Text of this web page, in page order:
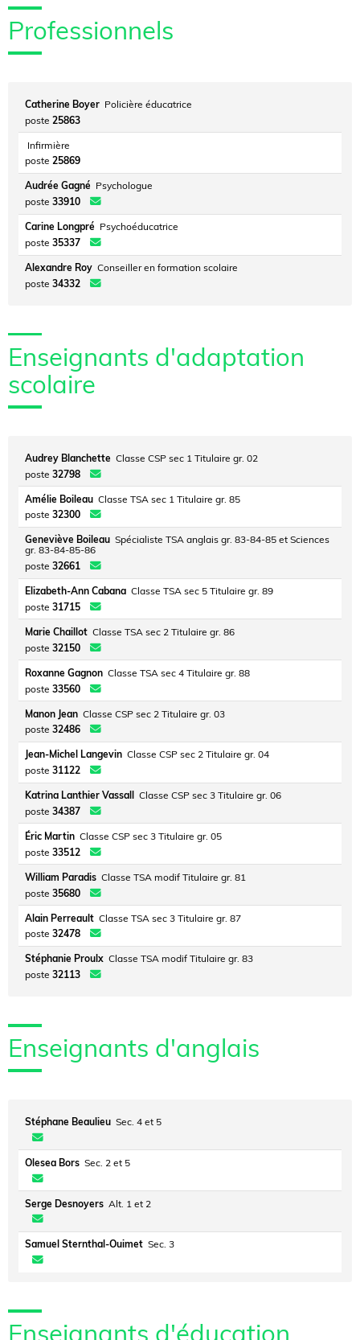
Professionnels
Catherine Boyer Policière éducatrice
poste 25863
Infirmière
poste 25869
Audrée Gagné Psychologue
poste 33910
Carine Longpré Psychoéducatrice
poste 35337
Alexandre Roy Conseiller en formation scolaire
poste 34332
Enseignants d'adaptation
scolaire
Audrey Blanchette Classe CSP sec 1 Titulaire gr. 02
poste 32798
Amélie Boileau Classe TSA sec 1 Titulaire gr. 85
poste 32300
Geneviève Boileau Spécialiste TSA anglais gr. 83-84-85 et Sciences
gr. 83-84-85-86
poste 32661
Elizabeth-Ann Cabana Classe TSA sec 5 Titulaire gr. 89
poste 31715
Marie Chaillot Classe TSA sec 2 Titulaire gr. 86
poste 32150
Roxanne Gagnon Classe TSA sec 4 Titulaire gr. 88
poste 33560
Manon Jean Classe CSP sec 2 Titulaire gr. 03
poste 32486
Jean-Michel Langevin Classe CSP sec 2 Titulaire gr. 04
poste 31122
Katrina Lanthier Vassall
Classe CSP sec 3 Titulaire gr. 06
poste 34387
Éric Martin Classe CSP sec 3 Titulaire gr. 05
poste 33512
William Paradis Classe TSA modif Titulaire gr. 81
poste 35680
Alain Perreault Classe TSA sec 3 Titulaire gr. 87
poste 32478
Stéphanie Proulx Classe TSA modif Titulaire gr. 83
poste 32113
Enseignants d'anglais
Stéphane Beaulieu Sec. 4 et 5
Olesea Bors Sec. 2 et 5
Serge Desnoyers Alt. 1 et 2
Samuel Sternthal-Ouimet Sec. 3
Enseignants d'éducation